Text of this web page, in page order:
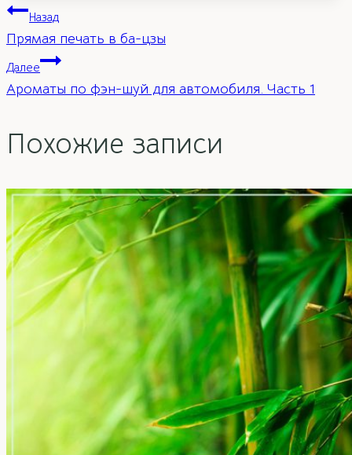
Навигация
по
записям
Назад
Прямая печать в ба-цзы
Далее
Ароматы по фэн-шуй для автомобиля. Часть 1
Похожие записи